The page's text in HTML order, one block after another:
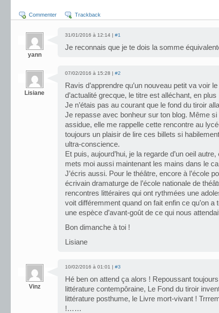
Commenter Trackback
yann
31/01/2016 à 12:14 | #1
Je reconnais que je te dois la somme
Lisiane
07/02/2016 à 15:28 | #2
Ravis d’apprendre qu’un nouveau petit va voir
d’actualité grecque, le titre est alléchant, en plus
Je n’étais pas au courant que le fond du tiroir
Je repasse avec bonheur sur ton blog. Même si
assidue, elle me rappelle cette rencontre au
toujours un plaisir de lire ces billets si
ultra-conscience.
Et puis, aujourd’hui, je la regarde d’un oeil
mets moi aussi maintenant les mains dans le
J’écris aussi. Pour le théâtre, encore à l’école
écrivain dramaturge de l’école nationale de
rencontres littéraires qui ont rythmées une
voit différemment quand on fait enfin ce qu’on a
une espèce d’avant-goût de ce qui nous
Bon dimanche à toi !
Lisiane
Vinz
10/02/2016 à 01:01 | #3
Hé ben on attend ça alors ! Repoussant
littérature contempôraine, Le Fond du tiroir
littérature posthume, le Livre mort-vivant !
!……